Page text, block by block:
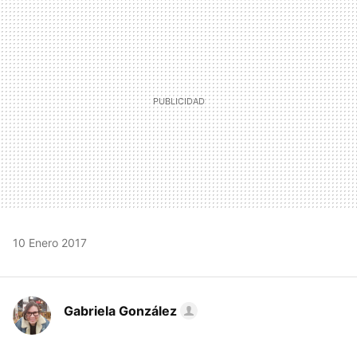
MAIL
10 Enero 2017
Gabriela González